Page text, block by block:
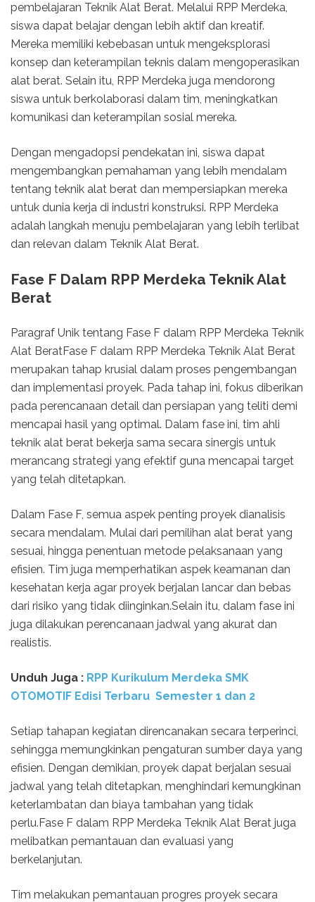
pembelajaran Teknik Alat Berat. Melalui RPP Merdeka,
siswa dapat belajar dengan lebih aktif dan kreatif.
Mereka memiliki kebebasan untuk mengeksplorasi
konsep dan keterampilan teknis dalam mengoperasikan
alat berat. Selain itu, RPP Merdeka juga mendorong
siswa untuk berkolaborasi dalam tim, meningkatkan
komunikasi dan keterampilan sosial mereka.
Dengan mengadopsi pendekatan ini, siswa dapat
mengembangkan pemahaman yang lebih mendalam
tentang teknik alat berat dan mempersiapkan mereka
untuk dunia kerja di industri konstruksi. RPP Merdeka
adalah langkah menuju pembelajaran yang lebih terlibat
dan relevan dalam Teknik Alat Berat.
Fase F Dalam RPP Merdeka Teknik Alat
Berat
Paragraf Unik tentang Fase F dalam RPP Merdeka Teknik
Alat BeratFase F dalam RPP Merdeka Teknik Alat Berat
merupakan tahap krusial dalam proses pengembangan
dan implementasi proyek. Pada tahap ini, fokus diberikan
pada perencanaan detail dan persiapan yang teliti demi
mencapai hasil yang optimal. Dalam fase ini, tim ahli
teknik alat berat bekerja sama secara sinergis untuk
merancang strategi yang efektif guna mencapai target
yang telah ditetapkan.
Dalam Fase F, semua aspek penting proyek dianalisis
secara mendalam. Mulai dari pemilihan alat berat yang
sesuai, hingga penentuan metode pelaksanaan yang
efisien. Tim juga memperhatikan aspek keamanan dan
kesehatan kerja agar proyek berjalan lancar dan bebas
dari risiko yang tidak diinginkan.Selain itu, dalam fase ini
juga dilakukan perencanaan jadwal yang akurat dan
realistis.
Unduh Juga : RPP Kurikulum Merdeka SMK
OTOMOTIF Edisi Terbaru Semester 1 dan 2
Setiap tahapan kegiatan direncanakan secara terperinci,
sehingga memungkinkan pengaturan sumber daya yang
efisien. Dengan demikian, proyek dapat berjalan sesuai
jadwal yang telah ditetapkan, menghindari kemungkinan
keterlambatan dan biaya tambahan yang tidak
perlu.Fase F dalam RPP Merdeka Teknik Alat Berat juga
melibatkan pemantauan dan evaluasi yang
berkelanjutan.
Tim melakukan pemantauan progres proyek secara